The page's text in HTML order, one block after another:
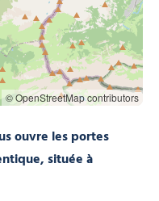
ouvre les portes
située à
© OpenStreetMap contributors